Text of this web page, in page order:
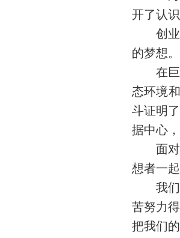
开了认
创
的梦想
在
态环境
斗证明
据中心
面
想者一
我
苦努力
把我们